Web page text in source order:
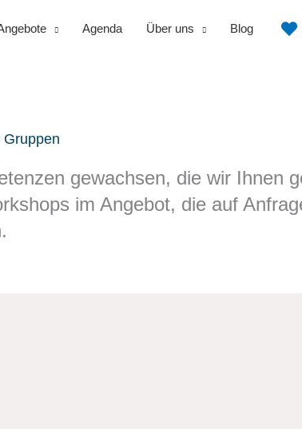
Agenda Über uns Blog
gewachsen, die wir Ihnen
im Angebot, die auf